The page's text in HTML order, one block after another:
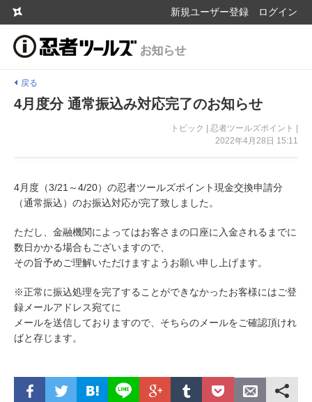
新規ユーザー登録 ログイン
戻る
4月度分 通常振込み対応完了のお知らせ
トピック | 忍者ツールズポイント |
2022年4月28日 15:11
4月度（3/21～4/20）の忍者ツールズポイント現金交換申請分
（通常振込）のお振込対応が完了致しました。
ただし、金融機関によってはお客さまの口座に入金されるまでに
数日かかる場合もございますので、
その旨予めご理解いただけますようお願い申し上げます。
※正常に振込処理を完了することができなかったお客様にはご登
録メールアドレス宛てに
メールを送信しておりますので、そちらのメールをご確認頂けれ
ばと存じます。